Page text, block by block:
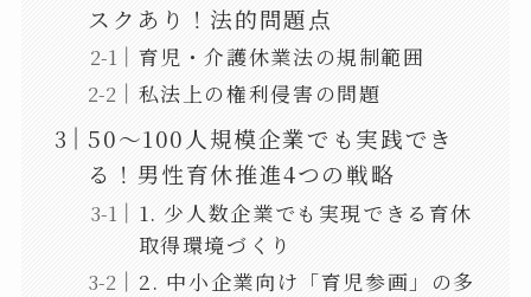
スクあり！法的問題点
育児・介護休業法の規制範囲
私法上の権利侵害の問題
50～100人規模企業でも実践でき
る！男性育休推進4つの戦略
1. 少人数企業でも実現できる育休
取得環境づくり
2. 中小企業向け「育児参画」の多